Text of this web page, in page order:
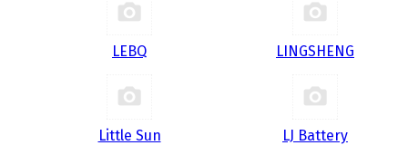
LEBQ LINGSHENG
Little Sun LJ Battery